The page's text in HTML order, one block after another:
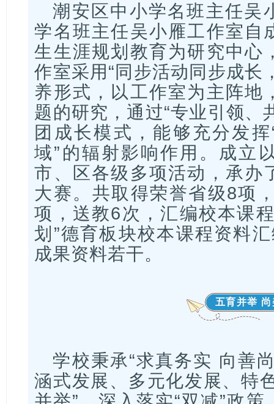
潮安区中小学名班主任吴
学名班主任吴小雁工作室自
生生涯规划教育为研究中心
作室采用“同步活动同步成长
养形式，以工作室为主阵地
题的研究，通过“专业引领、
团成长模式，能够充分发
域”的辐射影响作用。成立
市、区各级多项活动，承办
大赛。共取得荣誉省级8项
项，送教6次，汇编校本课
划”德育板块校本课程资料
成果资料若干。
五育并举
学校秉承“求真务实 向善
涵式发展、多元化发展、特